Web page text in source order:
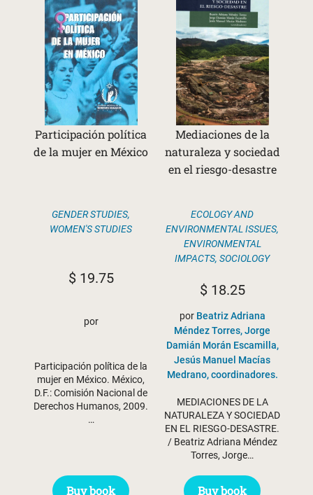
Participación política
de la mujer en México
GENDER STUDIES,
WOMEN'S STUDIES
$19.75
por
Participación política de la
mujer en México. México,
D.F.: Comisión Nacional de
Derechos Humanos, 2009.
…
Buy book
Mediaciones de la
naturaleza y sociedad
en el riesgo-desastre
ECOLOGY AND
ENVIRONMENTAL ISSUES,
ENVIRONMENTAL
IMPACTS, SOCIOLOGY
$18.25
por Beatriz Adriana
Méndez Torres, Jorge
Damián Morán Escamilla,
Jesús Manuel Macías
Medrano, coordinadores.
MEDIACIONES DE LA
NATURALEZA Y SOCIEDAD
EN EL RIESGO-DESASTRE.
/ Beatriz Adriana Méndez
Torres, Jorge…
Buy book